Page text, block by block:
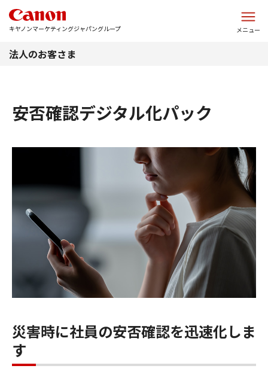
キヤノンマーケティングジャパングループ メニュー
法人のお客さま
安否確認デジタル化パック
災害時に社員の安否確認を迅速化しま
す